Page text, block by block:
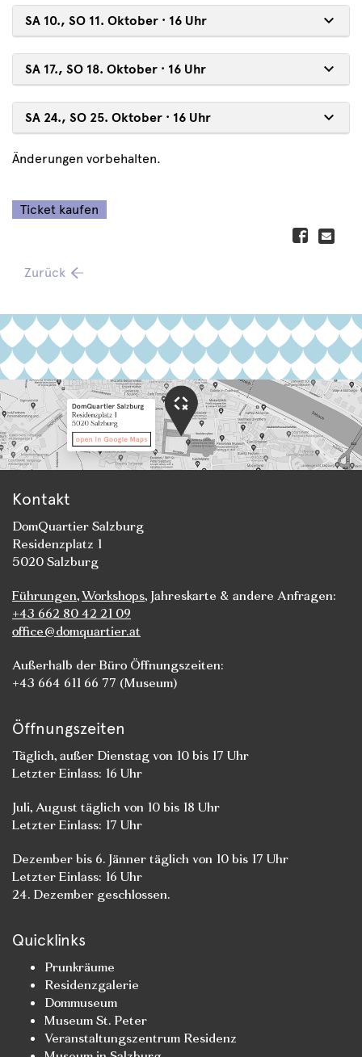
SA 10., SO 11. Oktober · 16 Uhr
SA 17., SO 18. Oktober · 16 Uhr
SA 24., SO 25. Oktober · 16 Uhr
Änderungen vorbehalten.
Ticket kaufen
Zurück
Kontakt
DomQuartier Salzburg
Residenzplatz 1
5020 Salzburg
Führungen,Workshops, Jahreskarte & andere Anfragen:
+43 662 80 42 21 09
office@domquartier.at
Außerhalb der Büro Öffnungszeiten:
+43 664 611 66 77 (Museum)
Öffnungszeiten
Täglich, außer Dienstag von 10 bis 17 Uhr
Letzter Einlass: 16 Uhr
Juli, August täglich von 10 bis 18 Uhr
Letzter Einlass: 17 Uhr
Dezember bis 6. Jänner täglich von 10 bis 17 Uhr
Letzter Einlass: 16 Uhr
24. Dezember geschlossen.
Quicklinks
Prunkräume
Residenzgalerie
Dommuseum
Museum St. Peter
Veranstaltungszentrum Residenz